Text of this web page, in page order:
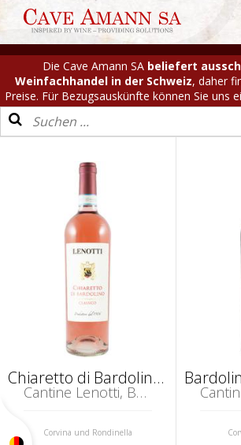
Die Cave Amann SA beliefert
Weinfachhandel in der Schweiz, daher
Preise. Für Bezugsauskünfte können Sie uns
Chiaretto di Bardolino Classico DOC
Cantine Lenotti, Bardolino
Corvina und Rondinella